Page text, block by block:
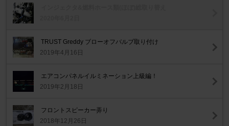
TRUST Greddy ブローオフバルブ取り付け
2019年4月16日
エアコンパネルイルミネーション上級編！
2019年2月18日
フロントスピーカー弄り
2018年12月26日